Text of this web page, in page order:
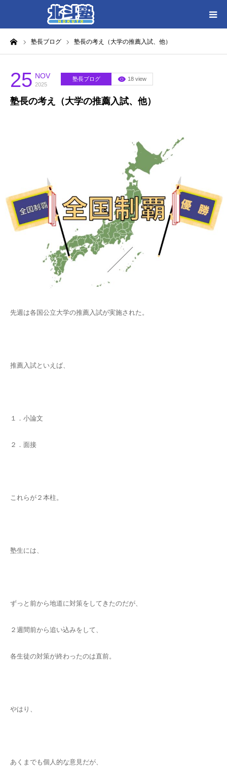
塾長ブログ 塾長の考え（大学の推薦入試、他）
25 NOV
2025
塾長ブログ 18 view
塾長の考え（大学の推薦入試、他）
先週は各国公立大学の推薦入試が実施された。
推薦入試といえば、
１．小論文
２．面接
これらが２本柱。
塾生には、
ずっと前から地道に対策をしてきたのだが、
２週間前から追い込みをして、
各生徒の対策が終わったのは直前。
やはり、
あくまでも個人的な意見だが、
HOME
各教室別に記事を見る
北斗塾／教室一覧